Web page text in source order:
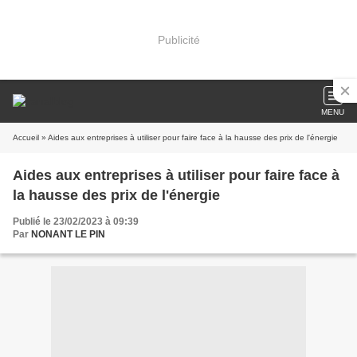
Publicité
MENU
Accueil » Aides aux entreprises à utiliser pour faire face à la hausse des prix de l'énergie
Aides aux entreprises à utiliser pour faire face à
la hausse des prix de l'énergie
Publié le 23/02/2023 à 09:39
Par NONANT LE PIN